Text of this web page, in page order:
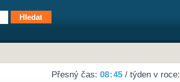
Přesný čas: 08:45/ týden v roce: